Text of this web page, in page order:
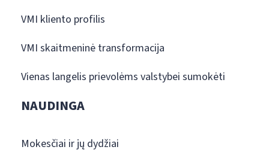
VMI kliento profilis
VMI skaitmeninė transformacija
Vienas langelis prievolėms valstybei sumokėti
NAUDINGA
Mokesčiai ir jų dydžiai